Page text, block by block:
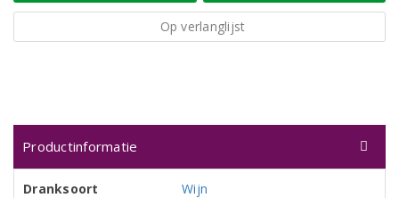
Op verlanglijst
Productinformatie
Dranksoort
Wijn